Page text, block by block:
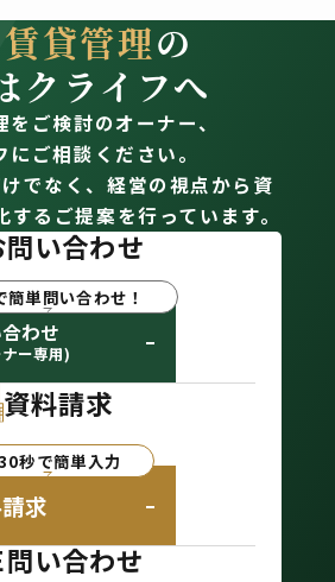
賃貸管理の
クライフへ
ご検討のオーナー、
ご相談ください。
でなく、経営の視点から資
るご提案を行っています。
問い合わせ
簡単問い合わせ！
わせ
ー専用)
資料請求
秒で簡単入力
求
い合わせ